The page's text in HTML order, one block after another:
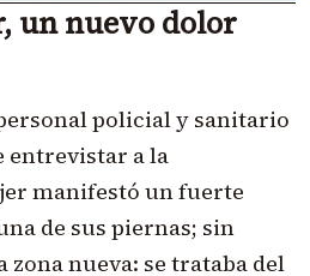
un nuevo dolor
policial y sanitario
entrevistar a la
manifestó un fuerte
de sus piernas; sin
zona nueva: se trataba del